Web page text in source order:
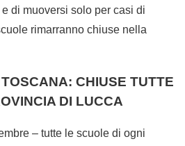
di muoversi solo per casi di
rimarranno chiuse nella
CHIUSE TUTTE
DI LUCCA
– tutte le scuole di ogni